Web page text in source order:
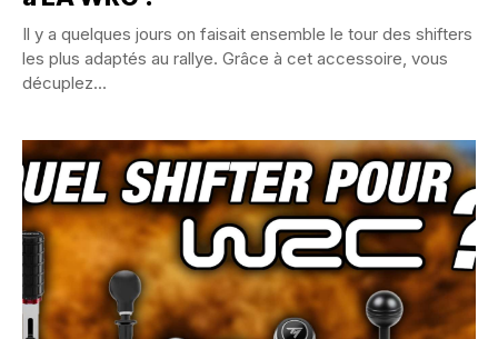
Il y a quelques jours on faisait ensemble le tour des shifters
les plus adaptés au rallye. Grâce à cet accessoire, vous
décuplez...